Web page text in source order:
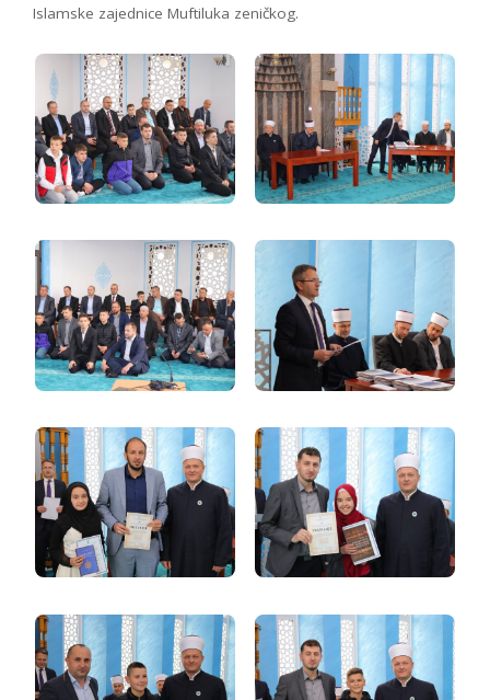
Islamske zajednice Muftiluka zeničkog.